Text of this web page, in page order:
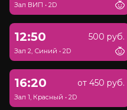
Зал ВИП • 2D
12:50 500 руб.
Зал 2, Синий • 2D
16:20 от 450 руб.
Зал 1, Красный • 2D